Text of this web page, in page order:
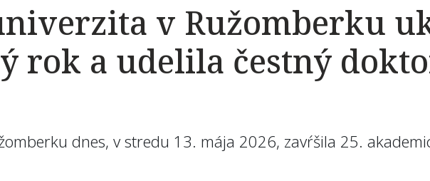
v Ružomberku
rok a udelila čestný
dnes, v stredu 13. mája 2026, zavŕšila 25.